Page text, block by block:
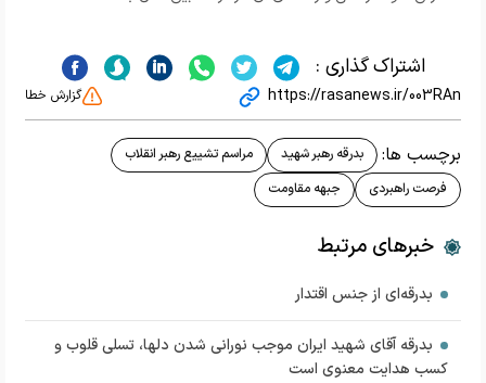
اشتراک گذاری :
https://rasanews.ir/003RAn گزارش خطا
برچسب ها: بدرقه رهبر شهید
مراسم تشییع رهبر انقلاب
فرصت راهبردی
جبهه مقاومت
خبرهای مرتبط
بدرقه‌ای از جنس اقتدار
بدرقه آقای شهید ایران موجب نورانی شدن دلها، تسلی قلوب و
کسب هدایت معنوی است